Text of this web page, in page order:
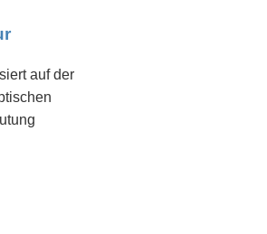
auf der